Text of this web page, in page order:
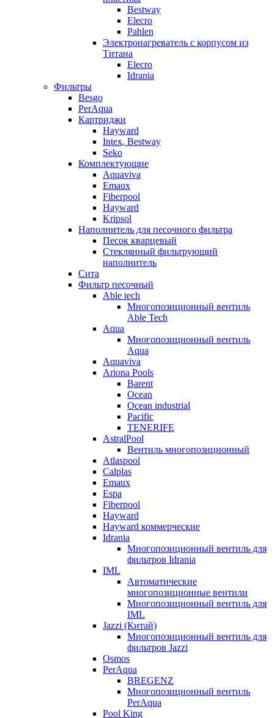
Bestway
Elecro
Pahlen
Электронагреватель с корпусом из
Титана
Elecro
Idrania
Фильтры
Besgo
PerAqua
Картриджи
Hayward
Intex, Bestway
Seko
Комплектующие
Aquaviva
Emaux
Fiberpool
Hayward
Kripsol
Наполнитель для песочного фильтра
Песок кварцевый
Стеклянный фильтрующий
наполнитель
Сита
Фильтр песочный
Able tech
Многопозиционный вентиль
Able Tech
Aqua
Многопозиционный вентиль
Aqua
Aquaviva
Ariona Pools
Barent
Ocean
Ocean industrial
Pacific
TENERIFE
AstralPool
Вентиль многопозиционный
Atlaspool
Calplas
Emaux
Espa
Fiberpool
Hayward
Hayward коммерческие
Idrania
Многопозиционный вентиль для
фильтров Idrania
IML
Автоматические
многопозиционные вентили
Многопозиционный вентиль для
IML
Jazzi (Китай)
Многопозиционный вентиль для
фильтров Jazzi
Osmos
PerAqua
BREGENZ
Многопозиционный вентиль
PerAqua
Pool King